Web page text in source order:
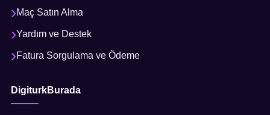
Maç Satın Alma
Yardım ve Destek
Fatura Sorgulama ve Ödeme
DigiturkBurada